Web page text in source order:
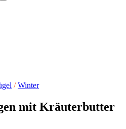
/Winter
mit Kräuterbutter